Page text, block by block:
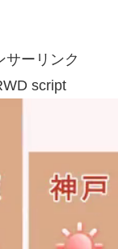
サーリンク
script